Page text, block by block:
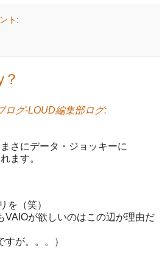
ト:
ログ-LOUD編集部ログ:
さにデータ・ジョッキーに
ます。
を（笑）
VAIOが欲しいのはこの辺が理由だ
すが。。。）